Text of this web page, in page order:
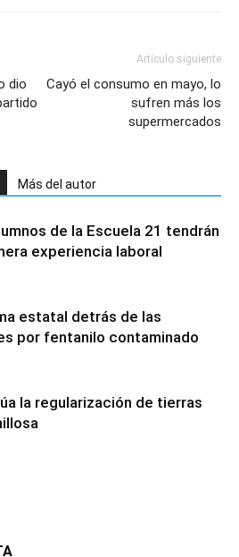
dio
Artículo siguiente
Cayó el consumo en mayo, lo
sufren más los
supermercados
Más del autor
de la Escuela 21 tendrán
experiencia laboral
estatal detrás de las
por fentanilo contaminado
la regularización de tierras